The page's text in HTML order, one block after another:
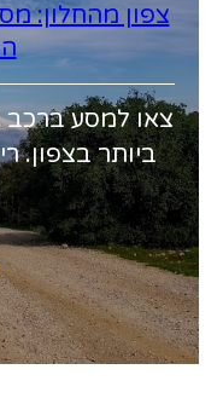
צפון מהחלון:
צאו למסע ברכב